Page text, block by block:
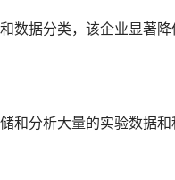
数据分类，该企业显著
和分析大量的实验数据